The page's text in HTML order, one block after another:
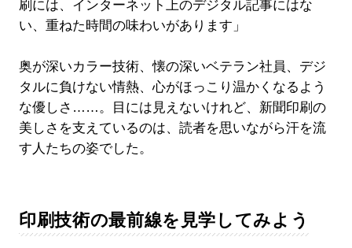
刷には、インターネット上のデジタル記事にはな
い、重ねた時間の味わいがあります」
奥が深いカラー技術、懐の深いベテラン社員、デジ
タルに負けない情熱、心がほっこり温かくなるよう
な優しさ……。目には見えないけれど、新聞印刷の
美しさを支えているのは、読者を思いながら汗を流
す人たちの姿でした。
印刷技術の最前線を見学してみよう